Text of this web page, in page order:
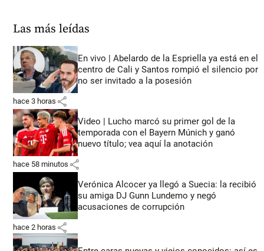
Las más leídas
En vivo | Abelardo de la Espriella ya está en el
centro de Cali y Santos rompió el silencio por
no ser invitado a la posesión
hace 3 horas share
Video | Lucho marcó su primer gol de la
temporada con el Bayern Múnich y ganó
nuevo título; vea aquí la anotación
hace 58 minutos share
Verónica Alcocer ya llegó a Suecia: la recibió
su amiga DJ Gunn Lundemo y negó
acusaciones de corrupción
hace 2 horas share